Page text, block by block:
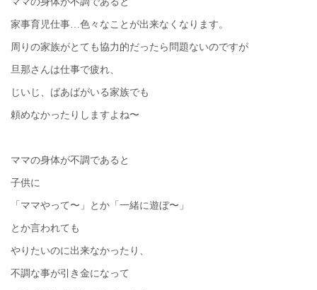
家事育児仕事…色々なことが出来なくなります。
周りの家族がとても協力的だったら問題ないのですが
旦那さんは仕事で疲れ、
じいじ、ばあばがいる家族でも
頼めなかったりしますよね〜
ママの身体が不調であると
子供に
「ママやって〜」とか「一緒に遊ぼ〜」
とか言われても
やりたいのに出来なかったり、
不調な事が引き金になって